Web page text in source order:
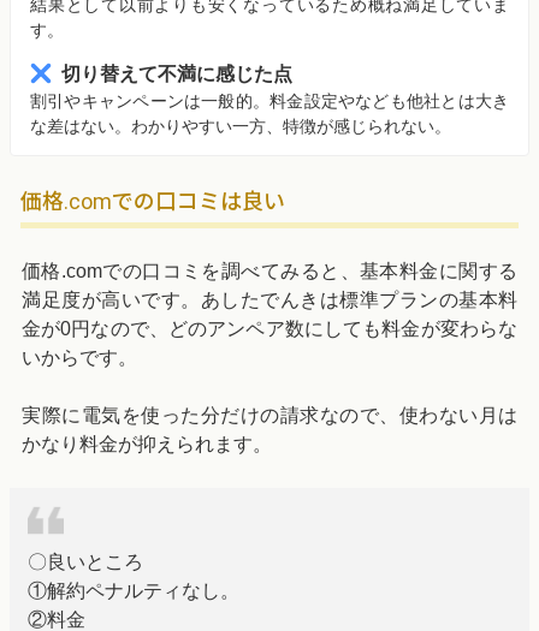
結果として以前よりも安くなっているため概ね満足していま
す。
切り替えて不満に感じた点
割引やキャンペーンは一般的。料金設定やなども他社とは大き
な差はない。わかりやすい一方、特徴が感じられない。
価格.comでの口コミは良い
価格.comでの口コミを調べてみると、基本料金に関する
満足度が高いです。あしたでんきは標準プランの基本料
金が0円なので、どのアンペア数にしても料金が変わらな
いからです。
実際に電気を使った分だけの請求なので、使わない月は
かなり料金が抑えられます。
〇良いところ
①解約ペナルティなし。
②料金